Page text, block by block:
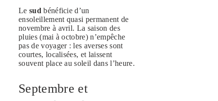
Le sud bénéficie d’un
ensoleillement quasi permanent de
novembre à avril. La saison des
pluies (mai à octobre) n’empêche
pas de voyager : les averses sont
courtes, localisées, et laissent
souvent place au soleil dans l’heure.
Septembre et